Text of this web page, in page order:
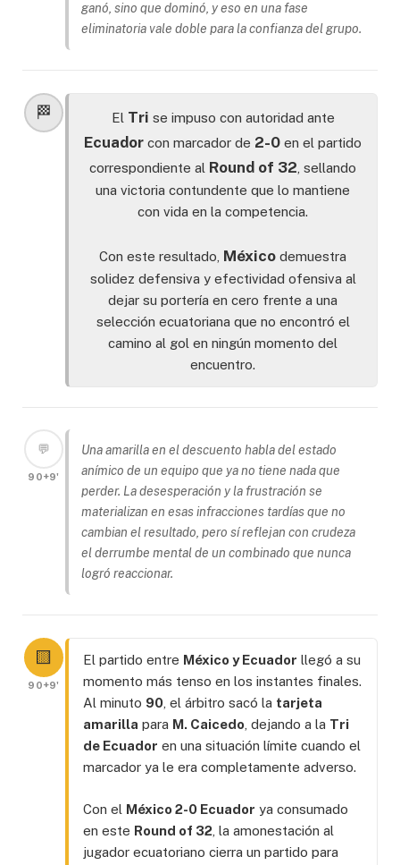
ganó, sino que dominó, y eso en una fase
eliminatoria vale doble para la confianza del grupo.
🏁 El Tri se impuso con autoridad ante
Ecuador con marcador de 2-0 en el partido
correspondiente al Round of 32 , sellando
una victoria contundente que lo mantiene
con vida en la competencia.
Con este resultado, México demuestra
solidez defensiva y efectividad ofensiva al
dejar su portería en cero frente a una
selección ecuatoriana que no encontró el
camino al gol en ningún momento del
encuentro.
💬
90+9'
Una amarilla en el descuento habla del estado
anímico de un equipo que ya no tiene nada que
perder. La desesperación y la frustración se
materializan en esas infracciones tardías que no
cambian el resultado, pero sí reflejan con crudeza
el derrumbe mental de un combinado que nunca
logró reaccionar.
🟨
90+9'
El partido entre México y Ecuador llegó a su
momento más tenso en los instantes finales.
Al minuto 90 , el árbitro sacó la tarjeta
amarilla para M. Caicedo , dejando a la Tri
de Ecuador en una situación límite cuando el
marcador ya le era completamente adverso.
Con el México 2-0 Ecuador ya consumado
en este Round of 32 , la amonestación al
jugador ecuatoriano cierra un partido para